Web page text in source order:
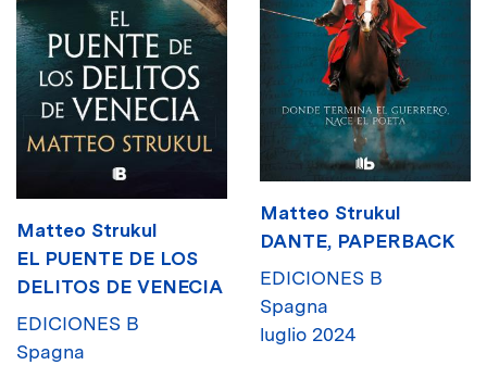
Matteo Strukul
EL PUENTE DE LOS
DELITOS DE VENECIA
EDICIONES B
Spagna
Matteo Strukul
DANTE, PAPERBACK
EDICIONES B
Spagna
luglio 2024